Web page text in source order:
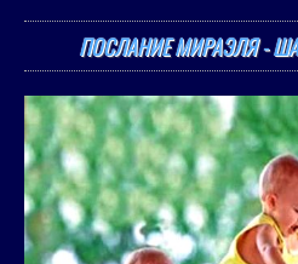
ПОСЛАНИЕ МИРАЭЛЯ -